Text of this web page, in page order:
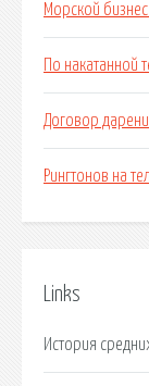
Морской
По накатанной
Договор
Рингтонов на
Links
История